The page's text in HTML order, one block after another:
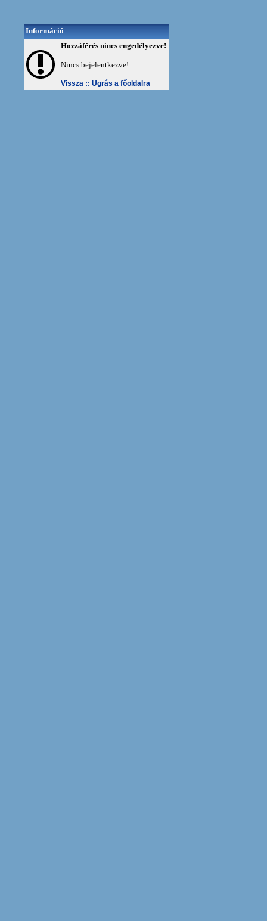
Információ
Hozzáférés nincs engedélyezve!
Nincs bejelentkezve!
Vissza :: Ugrás a főoldalra